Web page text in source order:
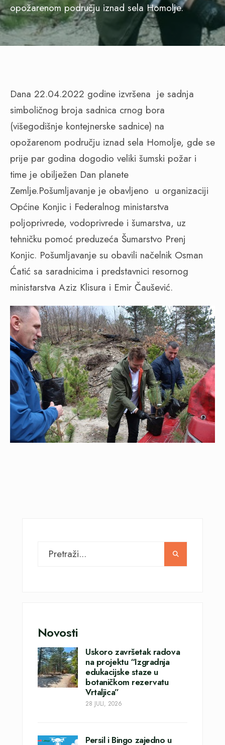
opožarenom području iznad sela Homolje.
Dana 22.04.2022 godine izvršena je sadnja
simboličnog broja sadnica crnog bora
(višegodišnje kontejnerske sadnice) na
opožarenom području iznad sela Homolje, gde se
prije par godina dogodio veliki šumski požar i
time je obilježen Dan planete
Zemlje.Pošumljavanje je obavljeno u organizaciji
Općine Konjic i Federalnog ministarstva
poljoprivrede, vodoprivrede i šumarstva, uz
tehničku pomoć preduzeća Šumarstvo Prenj
Konjic. Pošumljavanje su obavili načelnik Osman
Ćatić sa saradnicima i predstavnici resornog
ministarstva Aziz Klisura i Emir Čaušević.
Novosti
Uskoro završetak radova
na projektu “Izgradnja
edukacijske staze u
botaničkom rezervatu
Vrtaljica”
28 JULI, 2026
Persil i Bingo zajedno u